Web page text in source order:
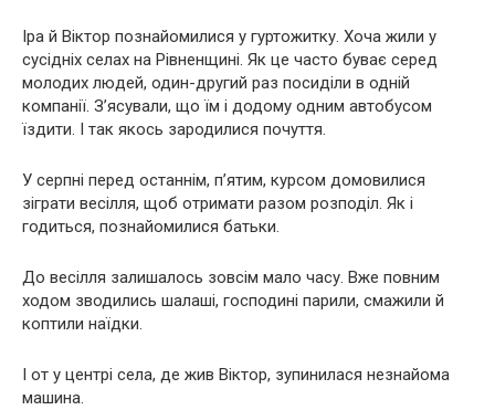
Іра й Віктор познайомилися у гуртожитку. Хоча жили у
сусідніх селах на Рівненщині. Як це часто буває серед
молодих людей, один-другий раз посиділи в одній
компанії. З’ясували, що їм і додому одним автобусом
їздити. І так якось зародилися почуття.
У серпні перед останнім, п’ятим, курсом домовилися
зіграти весілля, щоб отримати разом розподіл. Як і
годиться, познайомилися батьки.
До весілля залишалось зовсім мало часу. Вже повним
ходом зводились шалаші, господині парили, смажили й
коптили наїдки.
І от у центрі села, де жив Віктор, зупинилася незнайома
машина.